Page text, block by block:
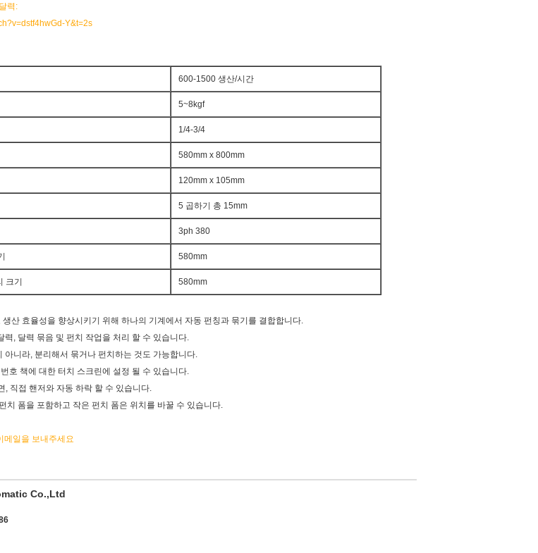
력:
Y&t=2s
600-1500 생산/시간
5~8kgf
1/4-3/4
580mm x 800mm
120mm x 105mm
5 곱하기 총 15mm
3ph 380
580mm
크기 580mm
산 효율성을 향상시키기 위해 하나의 기계에서 자동 펀칭과 묶기를 결합합니다.
, 달력 묶음 및 펀치 작업을 처리 할 수 있습니다.
니라, 분리해서 묶거나 펀치하는 것도 가능합니다.
호 책에 대한 터치 스크린에 설정 될 수 있습니다.
직접 핸저와 자동 하락 할 수 있습니다.
치 폼을 포함하고 작은 펀치 폼은 위치를 바꿀 수 있습니다.
메일을 보내주세요
Co.,Ltd